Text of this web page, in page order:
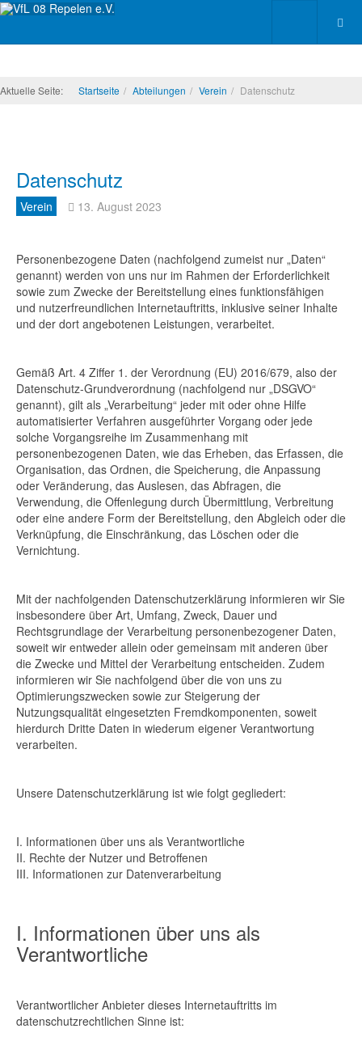
Aktuelle Seite: Startseite Abteilungen Verein Datenschutz
Datenschutz
Verein 13. August 2023
Personenbezogene Daten (nachfolgend zumeist nur „Daten“
genannt) werden von uns nur im Rahmen der Erforderlichkeit
sowie zum Zwecke der Bereitstellung eines funktionsfähigen
und nutzerfreundlichen Internetauftritts, inklusive seiner Inhalte
und der dort angebotenen Leistungen, verarbeitet.
Gemäß Art. 4 Ziffer 1. der Verordnung (EU) 2016/679, also der
Datenschutz-Grundverordnung (nachfolgend nur „DSGVO“
genannt), gilt als „Verarbeitung“ jeder mit oder ohne Hilfe
automatisierter Verfahren ausgeführter Vorgang oder jede
solche Vorgangsreihe im Zusammenhang mit
personenbezogenen Daten, wie das Erheben, das Erfassen, die
Organisation, das Ordnen, die Speicherung, die Anpassung
oder Veränderung, das Auslesen, das Abfragen, die
Verwendung, die Offenlegung durch Übermittlung, Verbreitung
oder eine andere Form der Bereitstellung, den Abgleich oder die
Verknüpfung, die Einschränkung, das Löschen oder die
Vernichtung.
Mit der nachfolgenden Datenschutzerklärung informieren wir Sie
insbesondere über Art, Umfang, Zweck, Dauer und
Rechtsgrundlage der Verarbeitung personenbezogener Daten,
soweit wir entweder allein oder gemeinsam mit anderen über
die Zwecke und Mittel der Verarbeitung entscheiden. Zudem
informieren wir Sie nachfolgend über die von uns zu
Optimierungszwecken sowie zur Steigerung der
Nutzungsqualität eingesetzten Fremdkomponenten, soweit
hierdurch Dritte Daten in wiederum eigener Verantwortung
verarbeiten.
Unsere Datenschutzerklärung ist wie folgt gegliedert:
I. Informationen über uns als Verantwortliche
II. Rechte der Nutzer und Betroffenen
III. Informationen zur Datenverarbeitung
I. Informationen über uns als
Verantwortliche
Verantwortlicher Anbieter dieses Internetauftritts im
datenschutzrechtlichen Sinne ist: